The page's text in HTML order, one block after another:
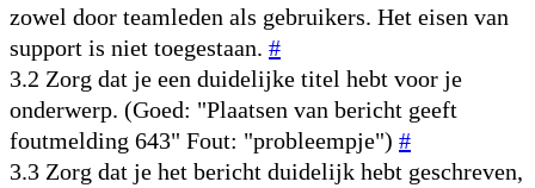
zowel door teamleden als gebruikers. Het eisen van
support is niet toegestaan. #
3.2 Zorg dat je een duidelijke titel hebt voor je
onderwerp. (Goed: "Plaatsen van bericht geeft
foutmelding 643" Fout: "probleempje") #
3.3 Zorg dat je het bericht duidelijk hebt geschreven,